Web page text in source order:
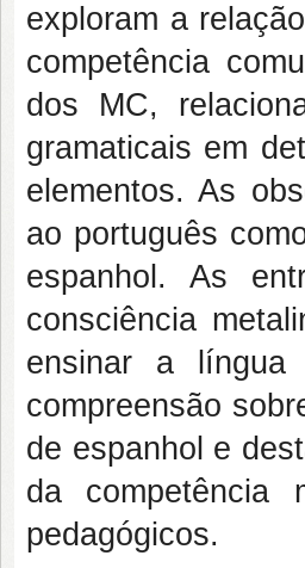
exploram a
competência
dos MC,
gramaticais em
elementos. As
ao português
espanhol. As
consciência
ensinar a língua
compreensão
de espanhol e
da competência
pedagógicos.